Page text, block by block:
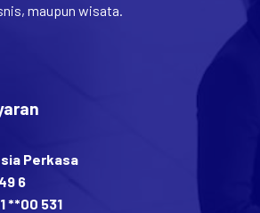
maupun wisata.
Perkasa
6
**00 531